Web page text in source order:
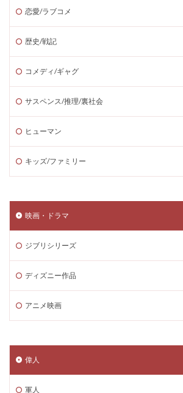
恋愛/ラブコメ
歴史/戦記
コメディ/ギャグ
サスペンス/推理/裏社会
ヒューマン
キッズ/ファミリー
映画・ドラマ
ジブリシリーズ
ディズニー作品
アニメ映画
偉人
軍人